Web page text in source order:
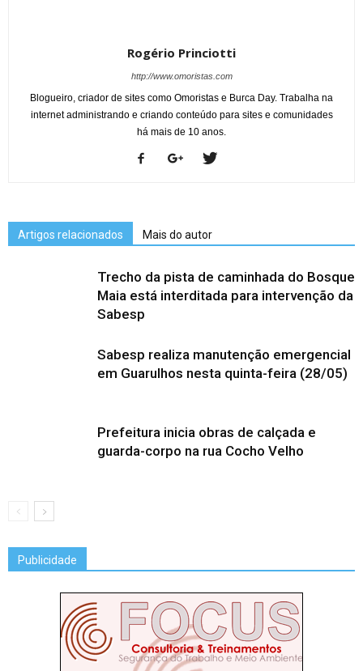
Rogério Princiotti
http://www.omoristas.com
Blogueiro, criador de sites como Omoristas e Burca Day. Trabalha na
internet administrando e criando conteúdo para sites e comunidades
há mais de 10 anos.
Artigos relacionados Mais do autor
Trecho da pista de caminhada do Bosque
Maia está interditada para intervenção da
Sabesp
Sabesp realiza manutenção emergencial
em Guarulhos nesta quinta-feira (28/05)
Prefeitura inicia obras de calçada e
guarda-corpo na rua Cocho Velho
Publicidade